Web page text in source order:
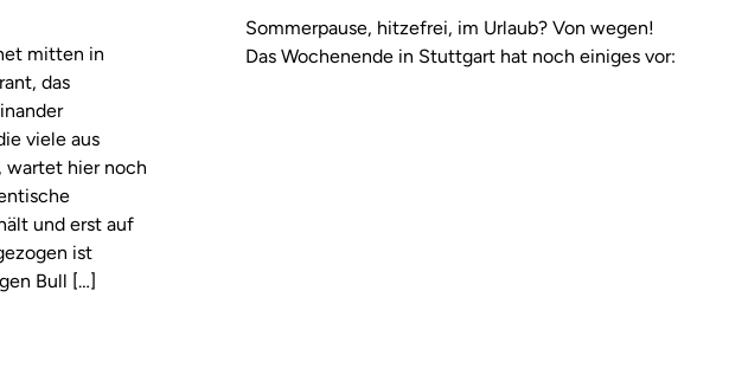
mitten in
das
viele aus
wartet hier noch
und erst auf
ist
Bull […]
Sommerpause, hitzefrei, im Urlaub? Von wegen!
Das Wochenende in Stuttgart hat noch einiges vor: